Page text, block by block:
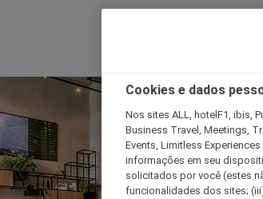
Cookies e dados
Nos sites ALL, hotelF1, ibis,
Business Travel, Meetings,
Events, Limitless Experiences
informações em seu
solicitados por você (estes
funcionalidades dos sites;